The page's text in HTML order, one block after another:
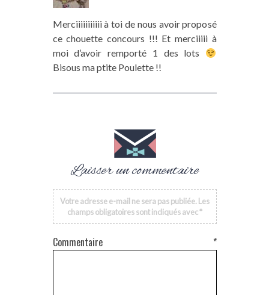
Merciiiiiiiiiii à toi de nous avoir proposé
ce chouette concours !!! Et merciiiii à
moi d’avoir remporté 1 des lots
Bisous ma ptite Poulette !!
Laisser un commentaire
Votre adresse e-mail ne sera pas publiée. Les
champs obligatoires sont indiqués avec*
Commentaire *